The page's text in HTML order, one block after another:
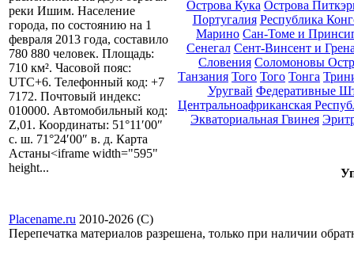
реки Ишим. Население
города, по состоянию на 1
февраля 2013 года, составило
780 880 человек. Площадь:
710 км². Часовой пояс:
UTC+6. Телефонный код: +7
7172. Почтовый индекс:
010000. Автомобильный код:
Z,01. Координаты: 51°11′00″
с. ш. 71°24′00″ в. д. Карта
Астаны<iframe width="595"
height...
Острова Кука Острова
Португалия Республика
Марино Сан-Томе и
Сенегал Сент-Винсент и
Словения Соломоновы
Танзания Того Того Тонга
Уругвай Федеративные
Центральноафриканская
Экваториальная Гвинея
Placename.ru 2010-2026 (С)
Перепечатка материалов разрешена, только при наличии